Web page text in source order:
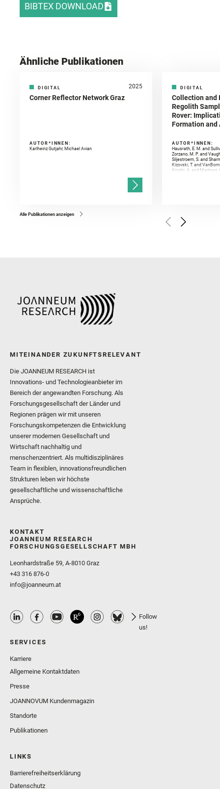
BIBTEX DOWNLOAD
Ähnliche Publikationen
DIGITAL 2025
Corner Reflector Network Graz
AUTOR*INNEN:
Karlheinz Gutjahr, Michael Avian
DIGITAL
Collection and
Regolith
Rover:
Formation
AUTOR*INNEN:
Hausrath, E. M. and
Zorzano, M. P. and
Siljestroem, S. and
Kizovski, T. and
Knight, A. and Martinez,
Golombek, M. and
Herkenhoff, K. and
Alle Publikationen anzeigen
MITEINANDER ZUKUNFTSRELEVANT
Die JOANNEUM RESEARCH ist
Innovations- und Technologieanbieter im
Bereich der angewandten Forschung. Als
Forschungsgesellschaft der Länder und
Regionen prägen wir mit unseren
Forschungskompetenzen die Entwicklung
unserer modernen Gesellschaft und
Wirtschaft nachhaltig und
menschenzentriert. Als multidisziplinäres
Team in flexiblen, innovationsfreundlichen
Strukturen leben wir höchste
gesellschaftliche und wissenschaftliche
Ansprüche.
KONTAKT
JOANNEUM RESEARCH
FORSCHUNGSGESELLSCHAFT MBH
Leonhardstraße 59, A-8010 Graz
+43 316 876-0
info@joanneum.at
Follow
us!
SERVICES
Karriere
Allgemeine Kontaktdaten
Presse
JOANNOVUM Kundenmagazin
Standorte
Publikationen
LINKS
Barrierefreiheitserklärung
Datenschutz